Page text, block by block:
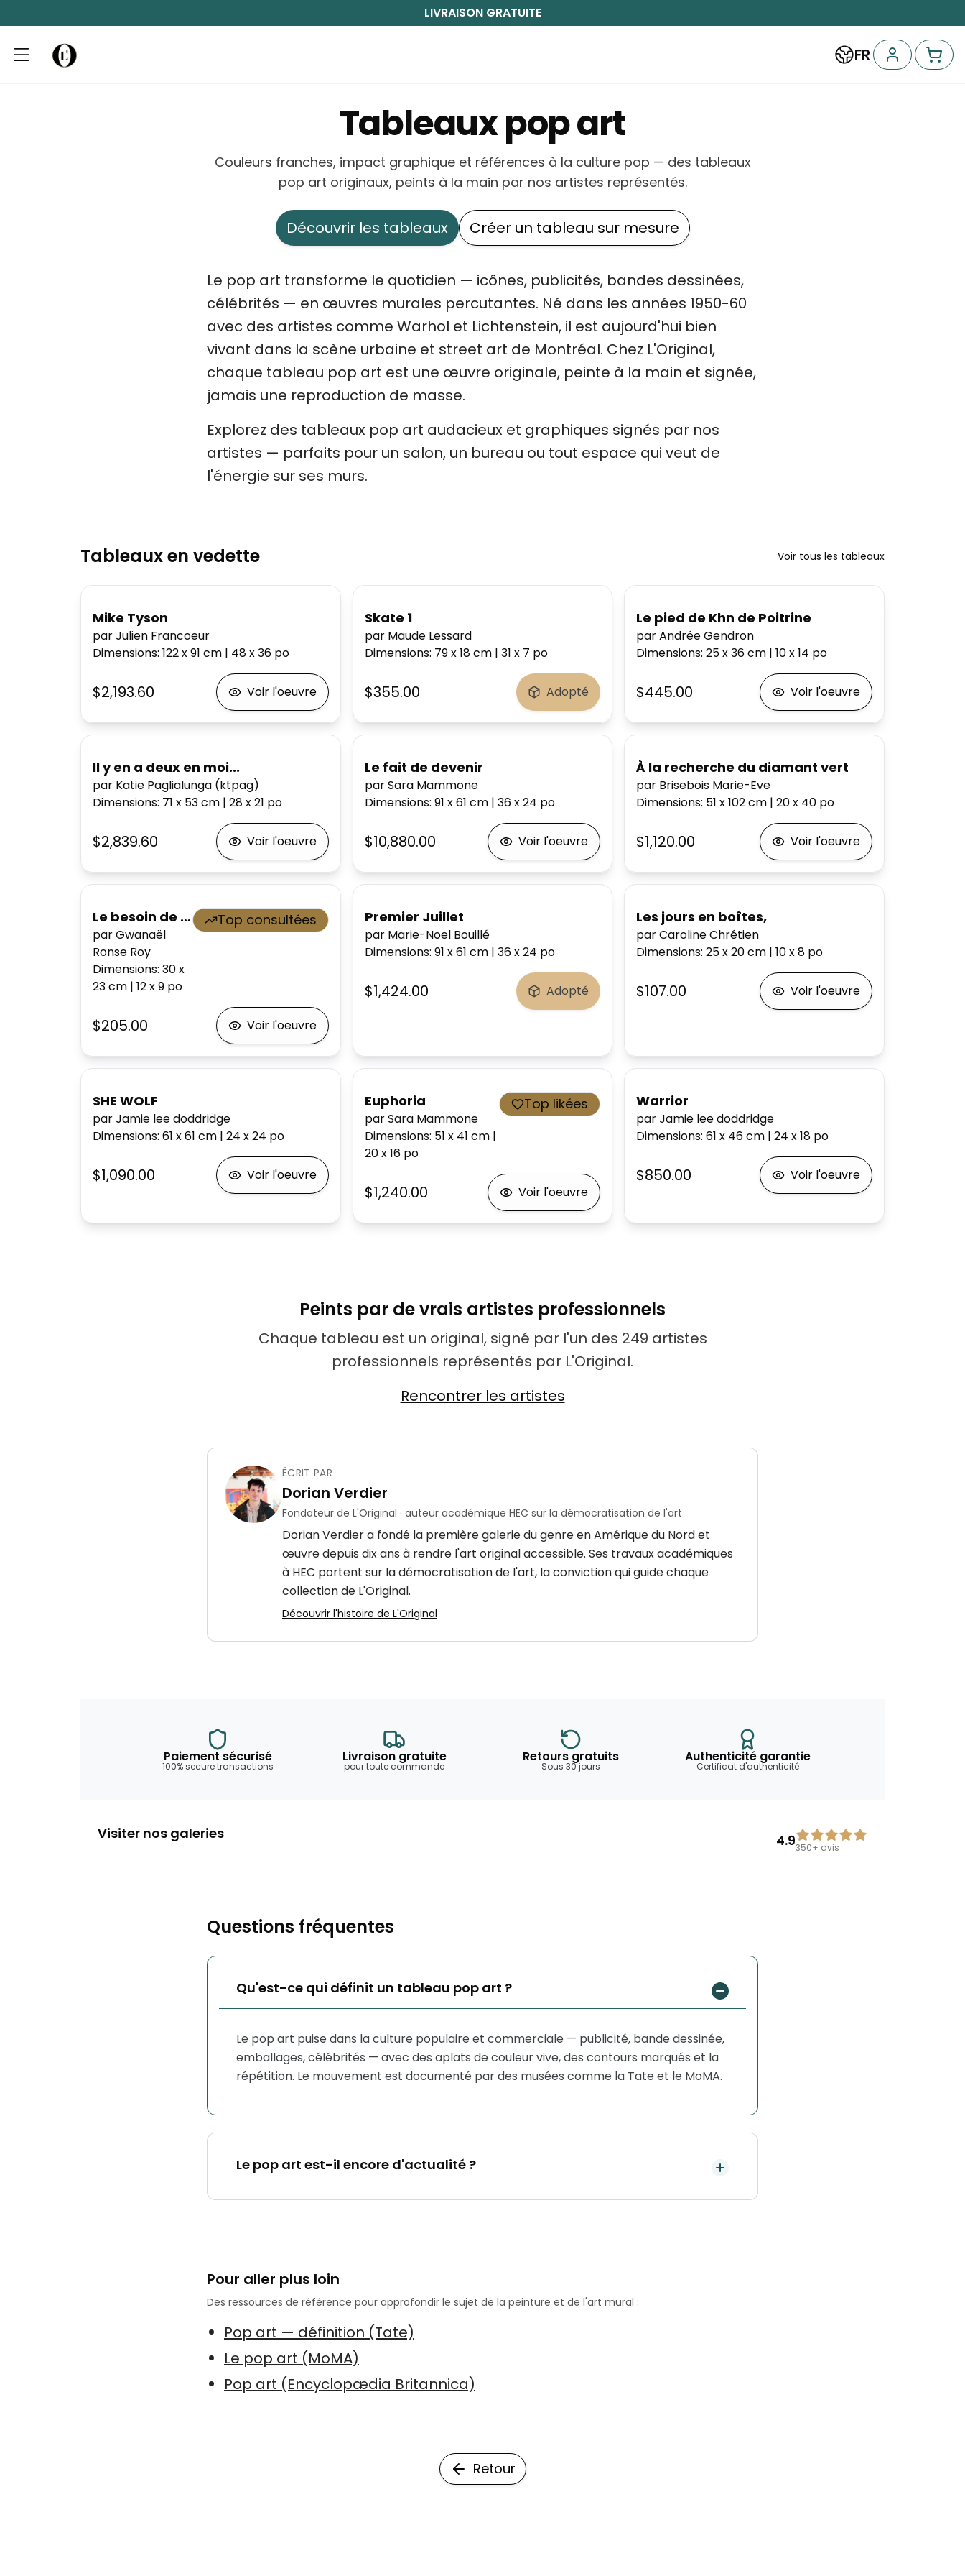
LIVRAISON GRATUITE
FR
Tableaux pop art
Couleurs franches, impact graphique et références à la culture pop — des tableaux
pop art originaux, peints à la main par nos artistes représentés.
Découvrir les tableaux Créer un tableau sur mesure
Le pop art transforme le quotidien — icônes, publicités, bandes dessinées,
célébrités — en œuvres murales percutantes. Né dans les années 1950-60
avec des artistes comme Warhol et Lichtenstein, il est aujourd'hui bien
vivant dans la scène urbaine et street art de Montréal. Chez L'Original,
chaque tableau pop art est une œuvre originale, peinte à la main et signée,
jamais une reproduction de masse.
Explorez des tableaux pop art audacieux et graphiques signés par nos
artistes — parfaits pour un salon, un bureau ou tout espace qui veut de
l'énergie sur ses murs.
Tableaux en vedette Voir tous les tableaux
Mike Tyson
par Julien Francoeur
Dimensions: 122 x 91 cm | 48 x 36 po
$2,193.60 Voir l'oeuvre
Skate 1
par Maude Lessard
Dimensions: 79 x 18cm| 31 x 7 po
$355.00 Adopté
Le pied de Khn de Poitrine
par Andrée Gendron
Dimensions:25 x 36cm |10 x 14 po
$445.00 Voir l'oeuvre
Il y en a deux en moi...
par Katie Paglialunga (ktpag)
Dimensions: 71 x 53cm | 28 x 21 po
$2,839.60 Voir l'oeuvre
Le fait de devenir
par Sara Mammone
Dimensions: 91 x 61 cm| 36 x 24 po
$10,880.00 Voir l'oeuvre
À la recherche du diamant vert
par Brisebois Marie-Eve
Dimensions: 51 x 102cm |20 x 40 po
$1,120.00 Voir l'oeuvre
Le besoin de discipline
par Gwanaël
Ronse Roy
Dimensions: 30 x
23cm | 12 x 9 po
Top consultées
$205.00 Voir l'oeuvre
Premier Juillet
par Marie-Noel Bouillé
Dimensions: 91 x 61 cm| 36 x 24 po
$1,424.00 Adopté
Les jours en boîtes,
par Caroline Chrétien
Dimensions:25 x 20cm |10 x 8 po
$107.00 Voir l'oeuvre
SHE WOLF
par Jamie lee doddridge
Dimensions: 61 x 61 cm | 24 x 24 po
$1,090.00 Voir l'oeuvre
Euphoria
par Sara Mammone
Dimensions: 51 x 41 cm|
20 x 16 po
Top likées
$1,240.00 Voir l'oeuvre
Warrior
par Jamie lee doddridge
Dimensions:61 x 46cm |24 x 18 po
$850.00 Voir l'oeuvre
Peints par de vrais artistes professionnels
Chaque tableau est un original, signé par l'un des 249 artistes
professionnels représentés par L'Original.
Rencontrer les artistes
ÉCRIT PAR
Dorian Verdier
Fondateur de L'Original · auteur académique HEC sur la démocratisation de l'art
Dorian Verdier a fondé la première galerie du genre en Amérique du Nord et
œuvre depuis dix ans à rendre l'art original accessible. Ses travaux académiques
à HEC portent sur la démocratisation de l'art, la conviction qui guide chaque
collection de L'Original.
Découvrir l'histoire de L'Original
Paiement sécurisé
100% secure transactions
Livraison gratuite
pour toute commande
Retours gratuits
Sous 30 jours
Authenticité garantie
Certificat d'authenticité
Visiter nos galeries 4.9350+ avis
Questions fréquentes
Qu'est-ce qui définit un tableau pop art ?
Le pop art puise dans la culture populaire et commerciale — publicité, bande dessinée,
emballages, célébrités — avec des aplats de couleur vive, des contours marqués et la
répétition. Le mouvement est documenté par des musées comme la Tate et le MoMA.
Le pop art est-il encore d'actualité ?
Pour aller plus loin
Des ressources de référence pour approfondir le sujet de la peinture et de l'art mural :
Pop art — définition (Tate)
Le pop art (MoMA)
Pop art (Encyclopædia Britannica)
Retour